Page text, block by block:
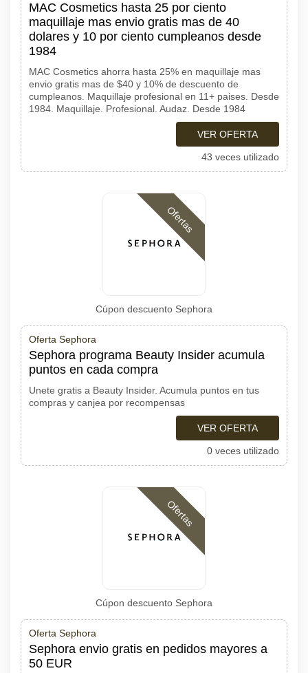
MAC Cosmetics hasta 25 por ciento
maquillaje mas envio gratis mas de 40
dolares y 10 por ciento cumpleanos desde
1984
MAC Cosmetics ahorra hasta 25% en maquillaje mas
envio gratis mas de $40 y 10% de descuento de
cumpleanos. Maquillaje profesional en 11+ paises. Desde
1984. Maquillaje. Profesional. Audaz. Desde 1984
VER OFERTA
43 veces utilizado
Ofertas
Cúpon descuento Sephora
Oferta Sephora
Sephora programa Beauty Insider acumula
puntos en cada compra
Unete gratis a Beauty Insider. Acumula puntos en tus
compras y canjea por recompensas
VER OFERTA
0 veces utilizado
Ofertas
Cúpon descuento Sephora
Oferta Sephora
Sephora envio gratis en pedidos mayores a
50 EUR